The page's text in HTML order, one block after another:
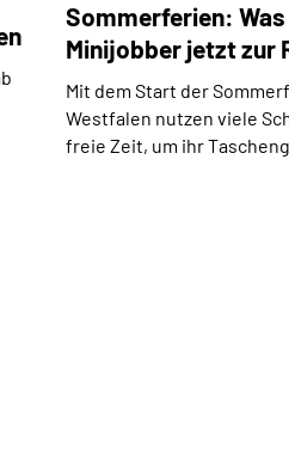
Sommerferien:
Minijobber jetzt zur
Mit dem Start der
Westfalen nutzen viele
freie Zeit, um ihr